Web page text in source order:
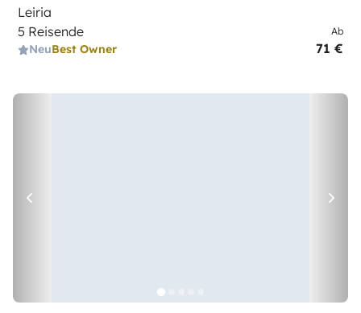
Leiria
5 Reisende
NeuBest Owner
Ab
71 €